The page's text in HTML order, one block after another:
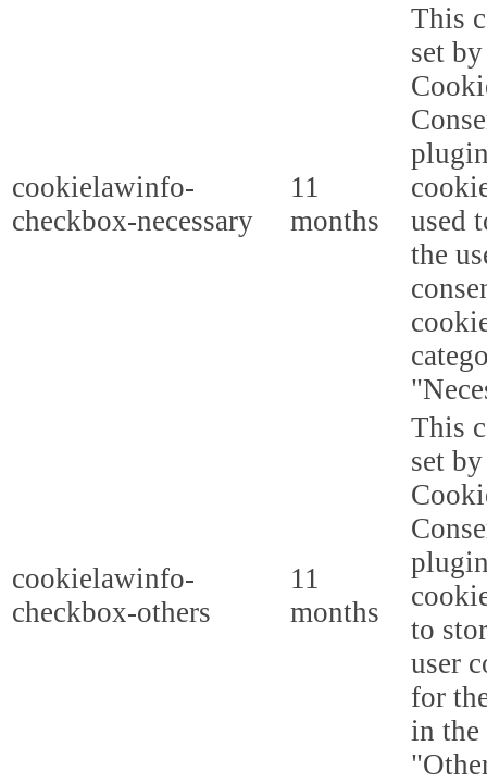
cookielawinfo-
checkbox-necessary
11
months
This
set
used
the
cookielawinfo-
checkbox-others
11
months
This
set
to
user
for
in the